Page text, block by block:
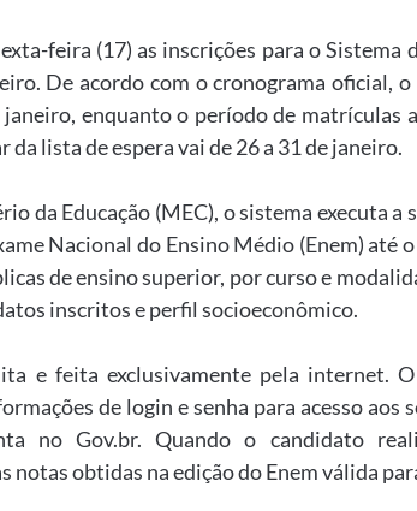
feira (17) as inscrições para o Sistema
De acordo com o cronograma oficial,
enquanto o período de matrículas
lista de espera vai de 26 a 31 de janeiro.
da Educação (MEC), o sistema executa a
Nacional do Ensino Médio (Enem) até
de ensino superior, por curso e
inscritos e perfil socioeconômico.
e feita exclusivamente pela internet.
de login e senha para acesso
no Gov.br. Quando o candidato
notas obtidas na edição do Enem válida